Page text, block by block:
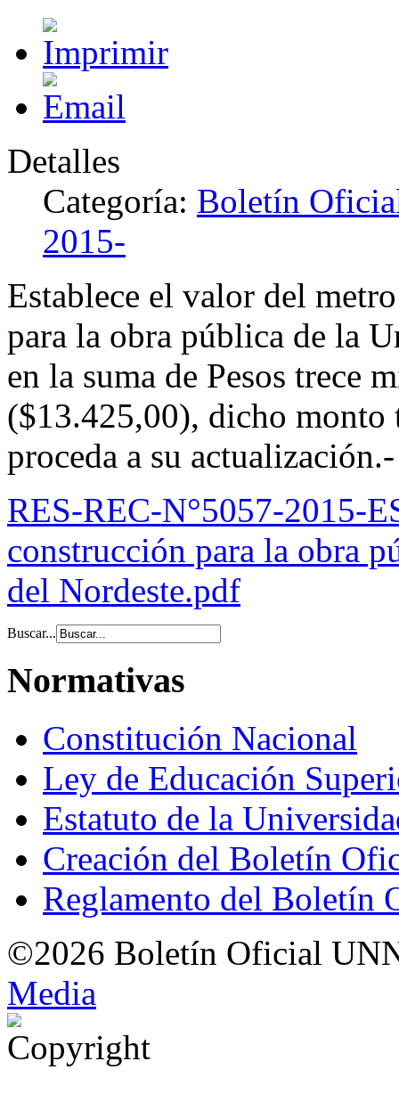
Detalles
Categoría: Boletín
2015-
Establece el valor del
para la obra pública de la
en la suma de Pesos trece
($13.425,00), dicho monto
proceda a su actualización.-
RES-REC-N°5057-2015-
construcción para la obra
del Nordeste.pdf
Buscar...
Normativas
Constitución Nacional
Ley de Educación
Estatuto de la
Creación del Boletín
Reglamento del Boletín
©2026 Boletín Oficial
Media